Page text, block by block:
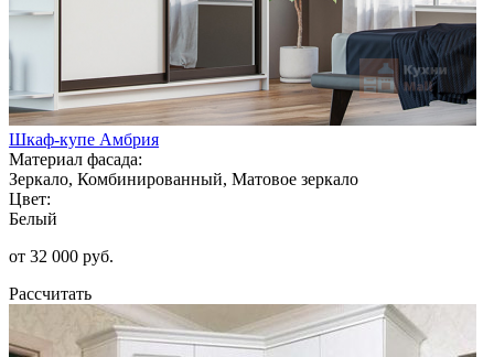
Шкаф-купе Амбрия
Материал фасада:
Зеркало, Комбинированный, Матовое зеркало
Цвет:
Белый
от 32 000 руб.
Рассчитать